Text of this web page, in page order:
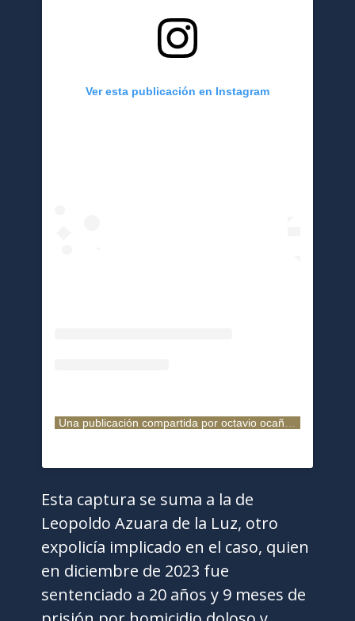
Ver esta publicación en Instagram
Una publicación compartida por octavio ocaña (@octavioocaa)
Esta captura se suma a la de
Leopoldo Azuara de la Luz, otro
expolicía implicado en el caso, quien
en diciembre de 2023 fue
sentenciado a 20 años y 9 meses de